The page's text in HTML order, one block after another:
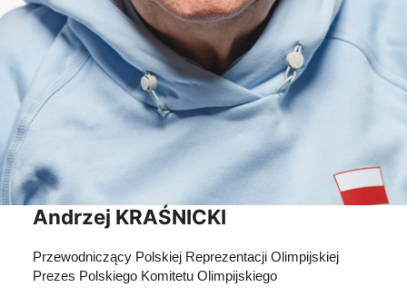
Andrzej KRAŚNICKI
Przewodniczący Polskiej Reprezentacji Olimpijskiej
Prezes Polskiego Komitetu Olimpijskiego